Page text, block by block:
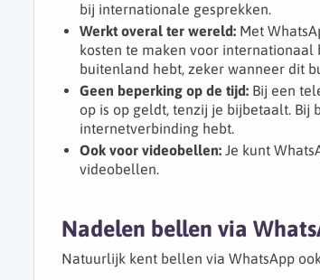
bij internationale gesprekken.
Werkt overal ter wereld: Met
kosten te maken voor
buitenland hebt, zeker wanneer dit
Geen beperking op de tijd: Bij een
op is op geldt, tenzij je bijbetaalt. Bij
internetverbinding hebt.
Ook voor videobellen: Je kunt
videobellen.
Nadelen bellen via
Natuurlijk kent bellen via WhatsApp